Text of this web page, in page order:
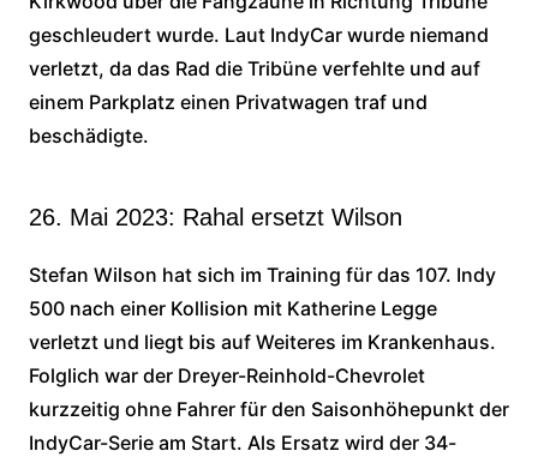
geschleudert wurde. Laut IndyCar wurde niemand
verletzt, da das Rad die Tribüne verfehlte und auf
einem Parkplatz einen Privatwagen traf und
beschädigte.
26. Mai 2023: Rahal ersetzt Wilson
Stefan Wilson hat sich im Training für das 107. Indy
500 nach einer Kollision mit Katherine Legge
verletzt und liegt bis auf Weiteres im Krankenhaus.
Folglich war der Dreyer-Reinhold-Chevrolet
kurzzeitig ohne Fahrer für den Saisonhöhepunkt der
IndyCar-Serie am Start. Als Ersatz wird der 34-